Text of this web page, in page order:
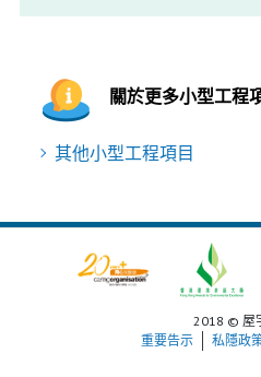
關於更多小型工程
其他小型工程項目
2018 © 屋
重要告示
私隱政